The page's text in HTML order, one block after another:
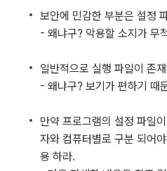
보안에 민감한 부분은 설정
- 왜냐구? 악용할 소지가 무
일반적으로 실행 파일이 존
- 왜냐구? 보기가 편하기 때
만약 프로그램의 설정 파일
자와 컴퓨터별로 구분 되어
용 하라.